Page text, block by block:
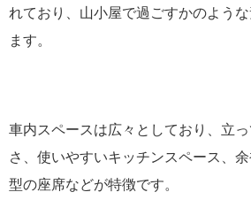
れており、山小屋で過ごすかのよう
ます。
車内スペースは広々としており、立
さ、使いやすいキッチンスペース、
型の座席などが特徴です。